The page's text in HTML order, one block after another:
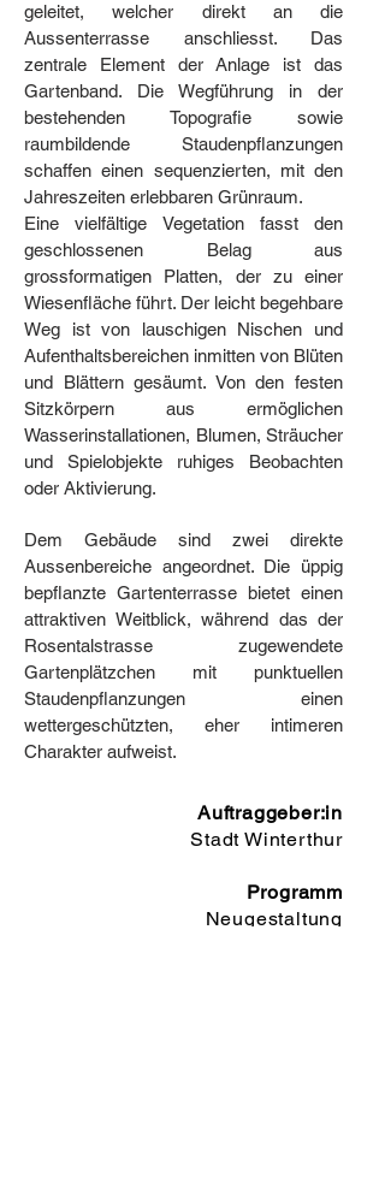
geleitet, welcher direkt an die
Aussenterrasse anschliesst. Das
zentrale Element der Anlage ist das
Gartenband. Die Wegführung in der
bestehenden Topografie sowie
raumbildende Staudenpflanzungen
schaffen einen sequenzierten, mit den
Jahreszeiten erlebbaren Grünraum.
Eine vielfältige Vegetation fasst den
geschlossenen Belag aus
grossformatigen Platten, der zu einer
Wiesenfläche führt. Der leicht begehbare
Weg ist von lauschigen Nischen und
Aufenthaltsbereichen inmitten von Blüten
und Blättern gesäumt. Von den festen
Sitzkörpern aus ermöglichen
Wasserinstallationen, Blumen, Sträucher
und Spielobjekte ruhiges Beobachten
oder Aktivierung.
Dem Gebäude sind zwei direkte
Aussenbereiche angeordnet. Die üppig
bepflanzte Gartenterrasse bietet einen
attraktiven Weitblick, während das der
Rosentalstrasse zugewendete
Gartenplätzchen mit punktuellen
Staudenpflanzungen einen
wettergeschützten, eher intimeren
Charakter aufweist.
Auftraggeber:in
Stadt Winterthur
Programm
Neugestaltung